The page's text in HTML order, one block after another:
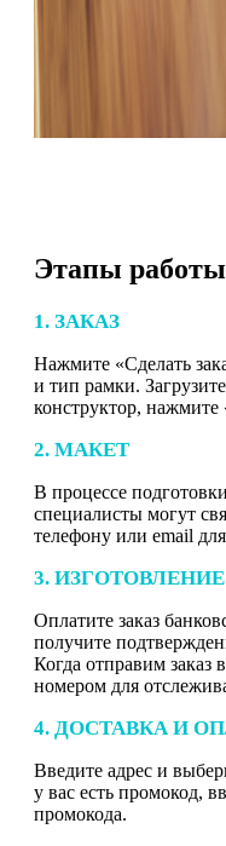
Этапы работы
1. ЗАКАЗ
Нажмите «Сделать
и тип рамки.
конструктор, нажмите
2. МАКЕТ
В процессе
специалисты могут
телефону или email
3. ИЗГОТОВЛЕНИЕ
Оплатите заказ
получите
Когда отправим заказ
номером для
4. ДОСТАВКА И
Введите адрес и
у вас есть промокод,
промокода.